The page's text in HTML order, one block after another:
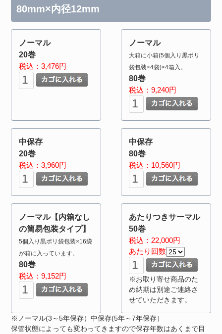
80mm×内径12mm
ノーマル
20巻
税込：3,476円
ノーマル
大箱に小箱(5個入り黒ポリ
袋包装×4袋)×4箱入。
80巻
税込：9,240円
中保存
20巻
税込：3,960円
中保存
80巻
税込：10,560円
ノーマル【内箱なし
の簡易包装タイプ】
5個入り黒ポリ袋包装×16袋
が箱に入っています。
80巻
税込：9,152円
あたりつきサーマル
50巻
税込：22,000円
あたり回数
※お取り寄せ商品のた
め納期は別途ご連絡さ
せていただきます。
※ノーマル(3～5年保存）中保存(5年～7年保存）
保管状態によっても変わってきますので保存年数はあくまで目